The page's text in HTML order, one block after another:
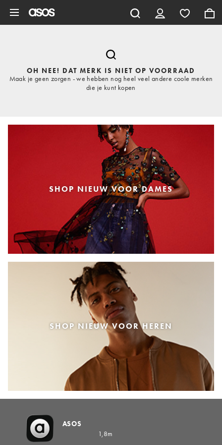
OH NEE! DAT MERK IS NIET OP VOORRAAD
Maak je geen zorgen - we hebben nog heel veel andere coole merken
die je kunt kopen
SHOP NIEUW VOOR DAMES
SHOP NIEUW VOOR HEREN
ASOS
1,8m